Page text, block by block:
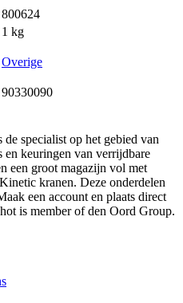
800624
1 kg
Overige
90330090
specialist op het gebied van
en keuringen van verrijdbare
een groot magazijn vol met
kranen. Deze onderdelen
een account en plaats direct
is member of den Oord Group.